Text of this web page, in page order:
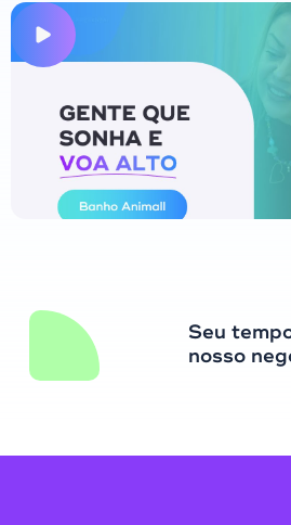
Seu
nosso